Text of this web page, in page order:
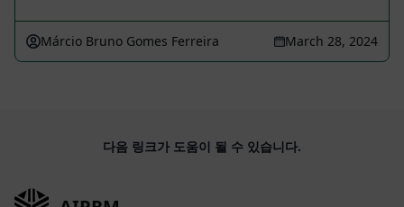
Márcio Bruno Gomes Ferreira March 28, 2024
다음 링크가 도움이 될 수 있습니다.